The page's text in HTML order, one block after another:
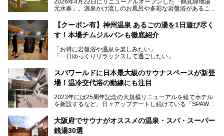
今回はオープン前の内覧会に参加し、館内のこだわりポイン
サウナー注目の3種のサウナや160cmの深水風呂、没入感の
高い岩盤浴エリア、日本最大の台数を誇る最新AIフィットネ
スマシンなど、見どころ満載の館内を詳しくご紹介します。
元水春」。源泉かけ流しのお風呂や多彩な岩盤浴があること
に“一日中くつろげる場所”としてパワーアップしています。
今回のリニューアルでは、新たに登場した瞑想サウナをはじ
見どころが盛りだくさん。日常の疲れを癒やしたい方はもち
ろん、休日にゆったり過ごしたい方にもぴったりの内容とな
本記事では、そんなリニューアル後の注目ポイントを詳しく
紹介します。これから「鶴見緑地湯元水春」に訪れる方や、
い。
【クーポン有】神州温泉 あるごの湯を1日遊び尽く
す！本場チムジルバンも徹底紹介
「お得に岩盤浴や温泉を楽しみたい」
「一日ゆっくりリラックスして過ごしたい」
利用できる「神州温泉 あるごの湯」です。
あるごの湯は、大阪府豊中市にある日帰り温浴施設で、阪急
チムジルバン（岩盤浴）を中心に、発汗・リラックス・漫画
タイムまで満喫できる長時間滞在型の施設なので、一日中ゆ
る迫力ある熱波パフォーマンスも毎日行われており、“とと
のう”体験をしっかり楽しめるのもポイントです。
スパワールドに日本最大級のサウナスペースが新登
場！温冷交代浴の動線にも注目
2023年には25周年記念の大規模リニューアルを経てホテル
を新設するなど、日々アップデートし続けている「SPAWO
そんなスパワールドが2025年11月15日（土）に、新たな浴
室や日本最大級140人収容の大規模サウナを携えてリニュー
アルオープン！浴室である4F・6Fそれぞれにリニューアル
大阪府でサウナがオススメの温泉・スパ・スーパー
銭湯30選